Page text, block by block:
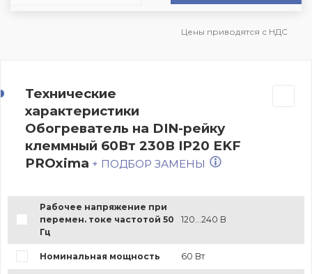
Цены приводятся с НДС
Технические
характеристики
Обогреватель на DIN-рейку
клеммный 60Вт 230В IP20 EKF
PROxima + ПОДБОР ЗАМЕНЫ
Рабочее напряжение при
перемен. токе частотой 50
Гц
120...240 В
Номинальная мощность 60 Вт